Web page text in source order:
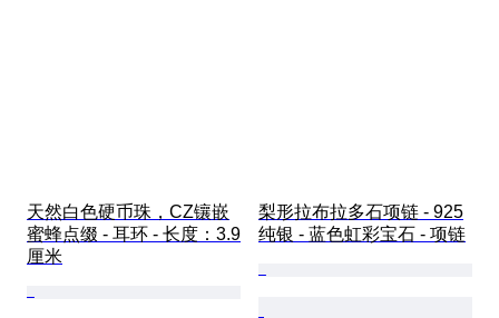
天然白色硬币珠，CZ镶嵌
蜜蜂点缀 - 耳环 - 长度：3.9
厘米
梨形拉布拉多石项链 - 925
纯银 - 蓝色虹彩宝石 - 项链